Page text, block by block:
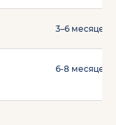
3–6 месяцев
6-8 месяцев